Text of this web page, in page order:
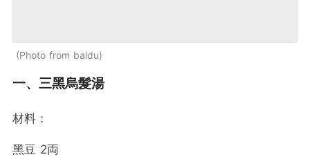
Photo from baidu
一、三黑烏髮湯
材料：
黑豆 2両